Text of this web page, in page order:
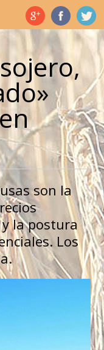
son la
la postura
Los